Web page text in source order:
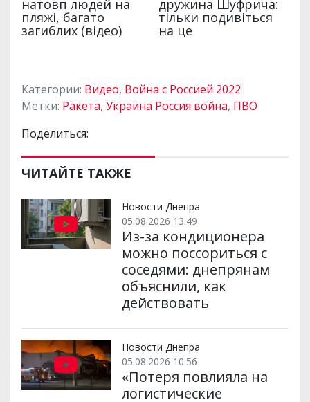
Категории: Видео, Война с Россией 2022
Метки: Ракета, Украина Россия война, ПВО
Поделиться:
ЧИТАЙТЕ ТАКЖЕ
Новости Днепра
05.08.2026 13:49
Из-за кондиционера
можно поссориться с
соседями: днепрянам
объяснили, как
действовать
Новости Днепра
05.08.2026 10:56
«Потеря повлияла на
логистические